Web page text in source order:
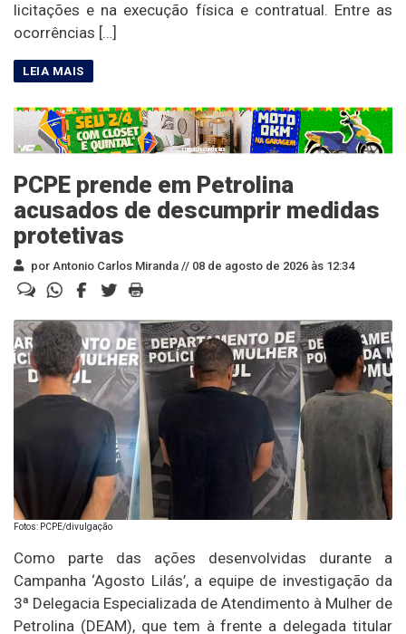
licitações e na execução física e contratual. Entre as
ocorrências […]
PCPE prende em Petrolina
acusados de descumprir medidas
protetivas
por Antonio Carlos Miranda // 08 de agosto de 2026 às 12:34
Fotos: PCPE/divulgação
Como parte das ações desenvolvidas durante a
Campanha ‘Agosto Lilás’, a equipe de investigação da
3ª Delegacia Especializada de Atendimento à Mulher de
Petrolina (DEAM), que tem à frente a delegada titular